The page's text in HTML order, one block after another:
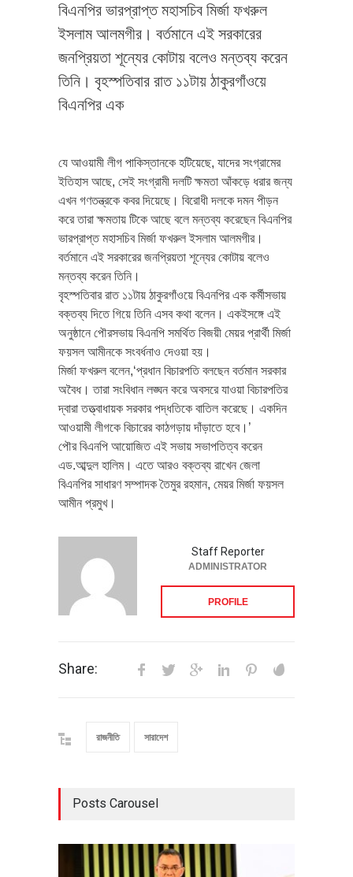
বিএনপির ভারপ্রাপ্ত মহাসচিব মির্জা ফখরুল
ইসলাম আলমগীর। বর্তমানে এই সরকারের
জনপ্রিয়তা শূন্যের কোটায় বলেও মন্তব্য করেন
তিনি। বৃহস্পতিবার রাত ১১টায় ঠাকুরগাঁওয়ে
বিএনপির এক
যে আওয়ামী লীগ পাকিস্তানকে হটিয়েছে, যাদের সংগ্রামের
ইতিহাস আছে, সেই সংগ্রামী দলটি ক্ষমতা আঁকড়ে ধরার জন্য
এখন গণতন্ত্রকে কবর দিয়েছে। বিরোধী দলকে দমন পীড়ন
করে তারা ক্ষমতায় টিকে আছে বলে মন্তব্য করেছেন বিএনপির
ভারপ্রাপ্ত মহাসচিব মির্জা ফখরুল ইসলাম আলমগীর।
বর্তমানে এই সরকারের জনপ্রিয়তা শূন্যের কোটায় বলেও
মন্তব্য করেন তিনি।
বৃহস্পতিবার রাত ১১টায় ঠাকুরগাঁওয়ে বিএনপির এক কর্মীসভায়
বক্তব্য দিতে গিয়ে তিনি এসব কথা বলেন। একইসঙ্গে এই
অনুষ্ঠানে পৌরসভায় বিএনপি সমর্থিত বিজয়ী মেয়র প্রার্থী মির্জা
ফয়সল আমীনকে সংবর্ধনাও দেওয়া হয়।
মির্জা ফখরুল বলেন,‘প্রধান বিচারপতি বলছেন বর্তমান সরকার
অবৈধ। তারা সংবিধান লঙ্ঘন করে অবসরে যাওয়া বিচারপতির
দ্বারা তত্ত্বাধায়ক সরকার পদ্ধতিকে বাতিল করেছে। একদিন
আওয়ামী লীগকে বিচারের কাঠগড়ায় দাঁড়াতে হবে।’
পৌর বিএনপি আয়োজিত এই সভায় সভাপতিত্ব করেন
এড.আব্দুল হালিম। এতে আরও বক্তব্য রাখেন জেলা
বিএনপির সাধারণ সম্পাদক তৈমুর রহমান, মেয়র মির্জা ফয়সল
আমীন প্রমুখ।
Staff Reporter
ADMINISTRATOR
PROFILE
Share:
রাজনীতি সারাদেশ
Posts Carousel